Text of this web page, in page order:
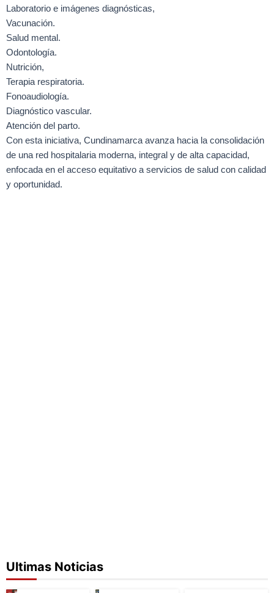
Laboratorio e imágenes diagnósticas,
Vacunación.
Salud mental.
Odontología.
Nutrición,
Terapia respiratoria.
Fonoaudiología.
Diagnóstico vascular.
Atención del parto.
Con esta iniciativa, Cundinamarca avanza hacia la consolidación
de una red hospitalaria moderna, integral y de alta capacidad,
enfocada en el acceso equitativo a servicios de salud con calidad
y oportunidad.
Ultimas Noticias